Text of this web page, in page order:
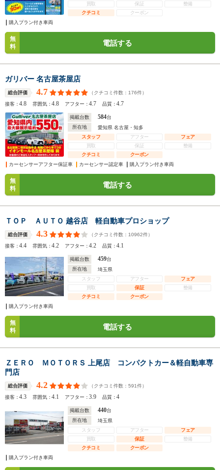
買取
保証
整備
クチコミ
クーポン
購入プラン付き車両
無
料
電話する
ガリバー 名古屋茶屋店
総合評価 4.7 （クチコミ件数： 176件）
接客：4.8 雰囲気：4.8 アフター：4.7 品質：4.7
掲載台数 584台
所在地
愛知県 名古屋・知多
スタッフ
アフター
フェア
買取
保証
整備
クチコミ
クーポン
カーセンサーアフター保証車
カーセンサー認定車 購入プラン付き車両
無
料
電話する
ＴＯＰ ＡＵＴＯ 越谷店 軽自動車プロショップ
総合評価 4.3 （クチコミ件数： 10962件）
接客：4.4 雰囲気：4.2 アフター：4.2 品質：4.1
掲載台数 459台
所在地
埼玉県
スタッフ
アフター
フェア
買取
保証
整備
クチコミ
クーポン
購入プラン付き車両
無
料
電話する
ＺＥＲＯ ＭＯＴＯＲＳ 上尾店 コンパクトカー＆軽自動車専
門店
総合評価 4.2 （クチコミ件数： 591件）
接客：4.3 雰囲気：4.1 アフター：3.9 品質：4
掲載台数 440台
所在地
埼玉県
スタッフ
アフター
フェア
買取
保証
整備
クチコミ
クーポン
購入プラン付き車両